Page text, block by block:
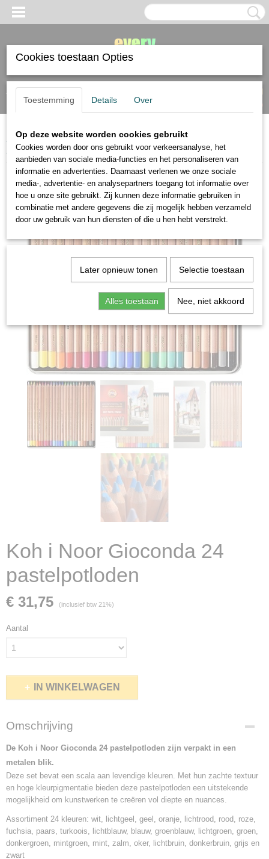
Inloggen Registreren
(0)
Home>kleur en grafietpotloden >diverse merken>Koh i Noor Gioconda
24 pastelpotloden
Koh i Noor Gioconda 24
pastelpotloden
€ 31,75 (inclusief btw 21%)
Aantal
IN WINKELWAGEN
Omschrijving
De Koh i Noor Gioconda 24 pastelpotloden zijn verpakt in een
metalen blik.
Deze set bevat een scala aan levendige kleuren. Met hun zachte textuur
en hoge kleurpigmentatie bieden deze pastelpotloden een uitstekende
mogelijkheid om kunstwerken te creëren vol diepte en nuances.
Assortiment 24 kleuren: wit, lichtgeel, geel, oranje, lichtrood, rood, roze,
fuchsia, paars, turkoois, lichtblauw, blauw, groenblauw, lichtgroen, groen,
donkergroen, mintgroen, mint, zalm, oker, lichtbruin, donkerbruin, grijs en
zwart
Cookies toestaan Opties
Toestemming Details Over
Op deze website worden cookies gebruikt
Cookies worden door ons gebruikt voor verkeersanalyse, het
aanbieden van sociale media-functies en het personaliseren van
informatie en advertenties. Daarnaast verlenen we onze sociale
media-, advertentie- en analysepartners toegang tot informatie over
hoe u onze site gebruikt. Zij kunnen deze informatie gebruiken in
combinatie met andere gegevens die zij mogelijk hebben verzameld
door uw gebruik van hun diensten of die u hen hebt verstrekt.
Later opnieuw tonen Selectie toestaan
Alles toestaan Nee, niet akkoord